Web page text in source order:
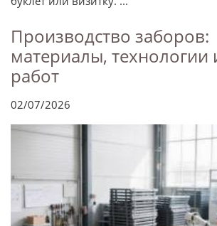
Производство заборов:
материалы, технологии
работ
02/07/2026